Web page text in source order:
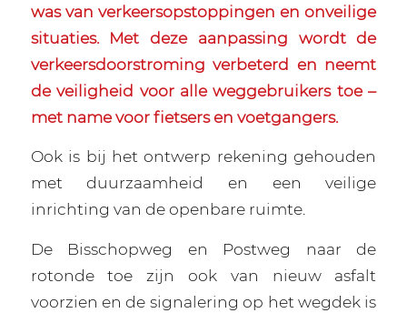
was van verkeersopstoppingen en onveilige
situaties. Met deze aanpassing wordt de
verkeersdoorstroming verbeterd en neemt
de veiligheid voor alle weggebruikers toe –
met name voor fietsers en voetgangers.
Ook is bij het ontwerp rekening gehouden
met duurzaamheid en een veilige
inrichting van de openbare ruimte.
De Bisschopweg en Postweg naar de
rotonde toe zijn ook van nieuw asfalt
voorzien en de signalering op het wegdek is